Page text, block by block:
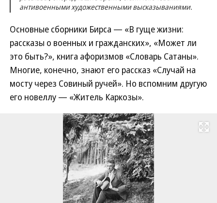
антивоенными художественными высказываниями.
Основные сборники Бирса — «В гуще жизни:
рассказы о военных и гражданских», «Может ли
это быть?», книга афоризмов «Словарь Сатаны».
Многие, конечно, знают его рассказ «Случай на
мосту через Совиный ручей». Но вспомним другую
его новеллу — «Житель Каркозы».
Развернуть